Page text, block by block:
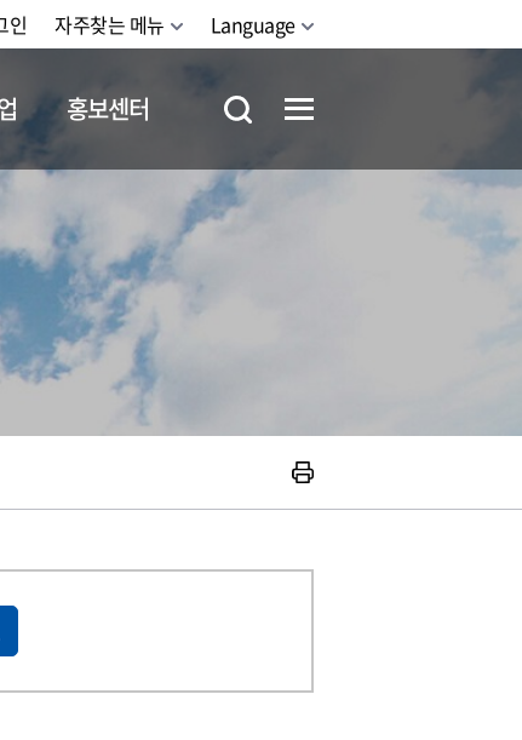
인 자주찾는 메뉴 Language
홍보센터